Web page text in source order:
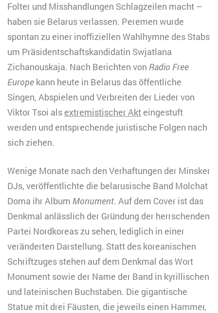
Folter und Misshandlungen Schlagzeilen macht –
haben sie Belarus verlassen. Peremen wurde
spontan zu einer inoffiziellen Wahlhymne des Stabs
um Präsidentschaftskandidatin Swjatlana
Zichanouskaja. Nach Berichten von Radio Free
Europe kann heute in Belarus das öffentliche
Singen, Abspielen und Verbreiten der Lieder von
Viktor Tsoi als extremistischer Akt eingestuft
werden und entsprechende juristische Folgen nach
sich ziehen.
Wenige Monate nach den Verhaftungen der Minsker
DJs, veröffentlichte die belarusische Band Molchat
Doma ihr Album Monument. Auf dem Cover ist das
Denkmal anlässlich der Gründung der herrschenden
Partei Nordkoreas zu sehen, lediglich in einer
veränderten Darstellung. Statt des koreanischen
Schriftzuges stehen auf dem Denkmal das Wort
Monument sowie der Name der Band in kyrillischen
und lateinischen Buchstaben. Die gigantische
Statue mit drei Fäusten, die jeweils einen Hammer,